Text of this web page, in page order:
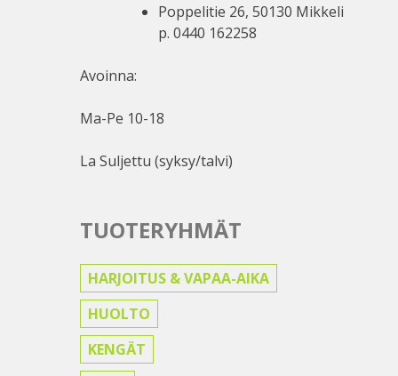
Poppelitie 26, 50130 Mikkeli
p. 0440 162258
Avoinna:
Ma-Pe 10-18
La Suljettu (syksy/talvi)
TUOTERYHMÄT
HARJOITUS & VAPAA-AIKA
HUOLTO
KENGÄT